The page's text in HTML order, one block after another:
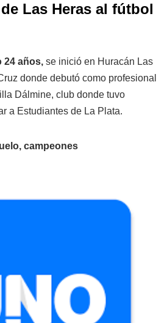
Las Heras al fútbol
24 años, se inició en Huracán Las
donde debutó como profesional
Dálmine, club donde tuvo
a Estudiantes de La Plata.
campeones